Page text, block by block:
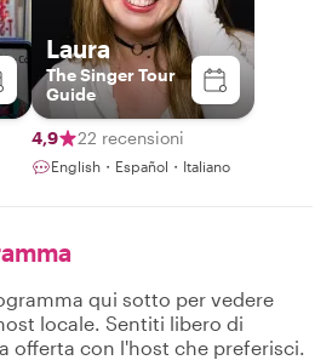
Laura
The Singer Tour
Guide
4,9 22 recensioni
English・Español・Italiano
qui sotto per vedere
locale. Sentiti libero di
offerta con l'host che preferisci.